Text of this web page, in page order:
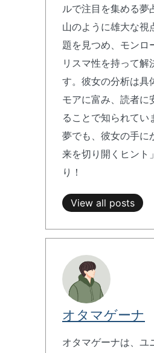
ルで注目を集める夢
山のように雄大な視
題を見つめ、モンロ
リスマ性を持って解
す。彼女の分析は具
モアに富み、読者に
ることで知られてい
夢でも、彼女の手に
来を切り開くヒント
り！
View all posts
オタマゲーナ
オタマゲーナは、ユ